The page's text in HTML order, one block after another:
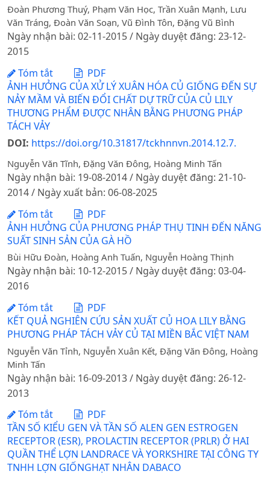
Đoàn Phương Thuý, Phạm Văn Học, Trần Xuân Mạnh, Lưu
Văn Tráng, Đoàn Văn Soạn, Vũ Đình Tôn, Đặng Vũ Bình
Ngày nhận bài: 02-11-2015 / Ngày duyệt đăng: 23-12-
2015
Tóm tắt
PDF
ẢNH HƯỞNG CỦA XỬ LÝ XUÂN HÓA CỦ GIỐNG ĐẾN SỰ
NẢY MẦM VÀ BIẾN ĐỔI CHẤT DỰ TRỮ CỦA CỦ LILY
THƯƠNG PHẨM ĐƯỢC NHÂN BẰNG PHƯƠNG PHÁP
TÁCH VẢY
DOI: https://doi.org/10.31817/tckhnnvn.2014.12.7.
Nguyễn Văn Tĩnh, Đặng Văn Đông, Hoàng Minh Tấn
Ngày nhận bài: 19-08-2014 / Ngày duyệt đăng: 21-10-
2014 / Ngày xuất bản: 06-08-2025
Tóm tắt
PDF
ẢNH HƯỞNG CỦA PHƯƠNG PHÁP THỤ TINH ĐẾN NĂNG
SUẤT SINH SẢN CỦA GÀ HỒ
Bùi Hữu Đoàn, Hoàng Anh Tuấn, Nguyễn Hoàng Thịnh
Ngày nhận bài: 10-12-2015 / Ngày duyệt đăng: 03-04-
2016
Tóm tắt
PDF
KẾT QUẢ NGHIÊN CỨU SẢN XUẤT CỦ HOA LILY BẰNG
PHƯƠNG PHÁP TÁCH VẢY CỦ TẠI MIỀN BẮC VIỆT NAM
Nguyễn Văn Tỉnh, Nguyễn Xuân Kết, Đặng Văn Đông, Hoàng
Minh Tấn
Ngày nhận bài: 16-09-2013 / Ngày duyệt đăng: 26-12-
2013
Tóm tắt
PDF
TẦN SỐ KIỂU GEN VÀ TẦN SỐ ALEN GEN ESTROGEN
RECEPTOR (ESR), PROLACTIN RECEPTOR (PRLR) Ở HAI
QUẦN THỂ LỢN LANDRACE VÀ YORKSHIRE TẠI CÔNG TY
TNHH LỢN GIỐNGHẠT NHÂN DABACO